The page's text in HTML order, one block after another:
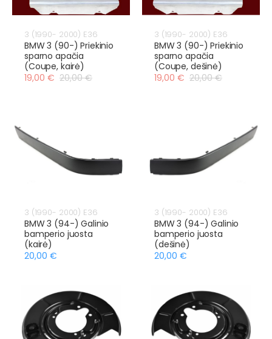
3 (1990- 2000) E36
BMW 3 (90-) Priekinio
sparno apačia
(Coupe, kairė)
19,00 € 20,00 €
3 (1990- 2000) E36
BMW 3 (90-) Priekinio
sparno apačia
(Coupe, dešinė)
19,00 € 20,00 €
3 (1990- 2000) E36
BMW 3 (94-) Galinio
bamperio juosta
(kairė)
20,00 €
3 (1990- 2000) E36
BMW 3 (94-) Galinio
bamperio juosta
(dešinė)
20,00 €